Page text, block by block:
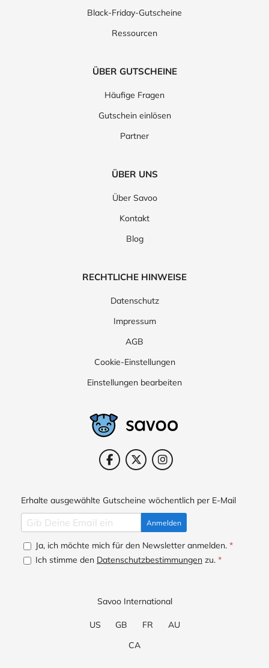
Black-Friday-Gutscheine
Ressourcen
ÜBER GUTSCHEINE
Häufige Fragen
Gutschein einlösen
Partner
ÜBER UNS
Über Savoo
Kontakt
Blog
RECHTLICHE HINWEISE
Datenschutz
Impressum
AGB
Cookie-Einstellungen
Einstellungen bearbeiten
Erhalte ausgewählte Gutscheine wöchentlich per E-Mail
Anmelden
Ja, ich möchte mich für den Newsletter anmelden. *
Ich stimme den Datenschutzbestimmungen zu. *
Savoo International
US GB FR
AU
CA